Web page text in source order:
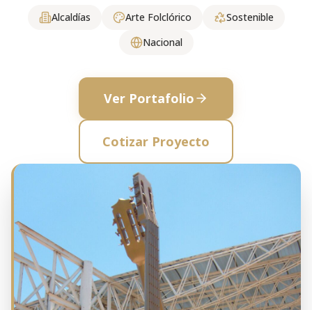
Alcaldías Arte Folclórico
Sostenible
Nacional
Ver Portafolio
Cotizar Proyecto